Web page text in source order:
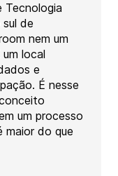
Tecnologia
de
nem um
local
e
É nesse
um processo
maior do que